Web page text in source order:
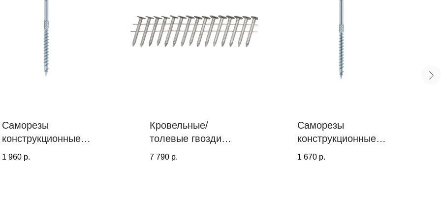
Саморезы
конструкционные
PT с потайной
1 960 р.
Кровельные/
толевые гвозди
PROF TOOLS
7 790 р.
Саморезы
конструкционные
PT, тарельчатая
1 670 р.